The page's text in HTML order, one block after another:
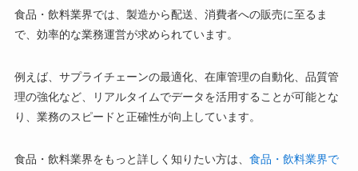
食品・飲料業界では、製造から配送、消費者への販売に至るま
で、効率的な業務運営が求められています。
例えば、サプライチェーンの最適化、在庫管理の自動化、品質管
理の強化など、リアルタイムでデータを活用することが可能とな
り、業務のスピードと正確性が向上しています。
食品・飲料業界をもっと詳しく知りたい方は、 食品・飲料業界で